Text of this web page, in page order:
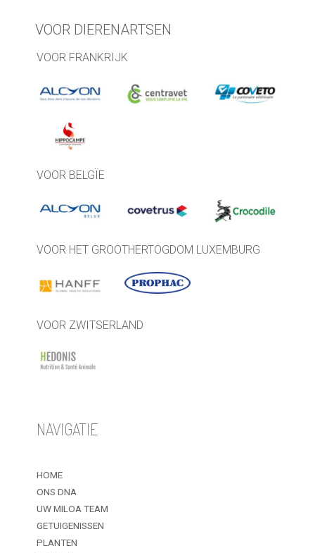
VOOR DIERENARTSEN
VOOR FRANKRIJK
VOOR BELGÏE
VOOR HET GROOTHERTOGDOM LUXEMBURG
VOOR ZWITSERLAND
NAVIGATIE
HOME
ONS DNA
UW MILOA TEAM
GETUIGENISSEN
PLANTEN